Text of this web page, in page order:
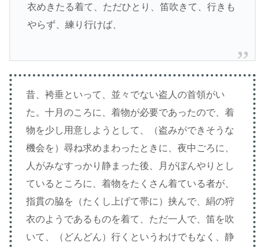
衣めきたる着て、ただひとり、笛吹きて、行きも
やらず、練り行けば、
昔、袴垂といって、並々でない盗人の首領がい
た。十月のころに、着物が必要であったので、着
物を少し用意しようとして、（盗みができそうな
機会を）尋ね求めまわったときに、夜中ごろに、
人がみなすっかり静まった後、月がぼんやりとし
ているところに、着物をたくさん着ている者が、
指貫の脇を（たくし上げて帯に）挟んで、絹の狩
衣のようであるものを着て、ただ一人で、笛を吹
いて、（どんどん）行くというわけでもなく、静